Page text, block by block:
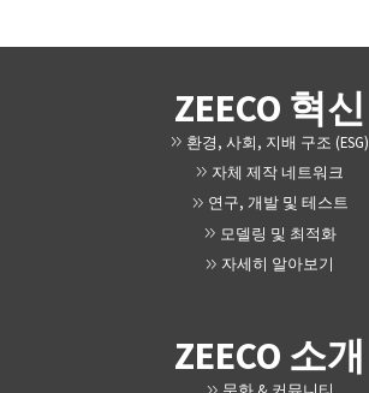
ZEECO 혁신
환경, 사회, 지배 구조 (ESG)
자체 제작 네트워크
연구, 개발 및 테스트
모델링 및 최적화
자세히 알아보기
ZEECO 소개